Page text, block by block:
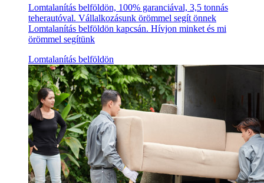
Lomtalanítás belföldön, 100% garanciával, 3,5 tonnás
teherautóval. Vállalkozásunk örömmel segít önnek
Lomtalanítás belföldön kapcsán. Hívjon minket és mi
örömmel segítünk
Lomtalanítás belföldön